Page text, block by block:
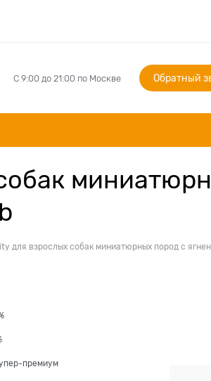
С 9:00 до 21:00 по Москве Обратный
для взрослых собак миниатюрных пород с
премиум